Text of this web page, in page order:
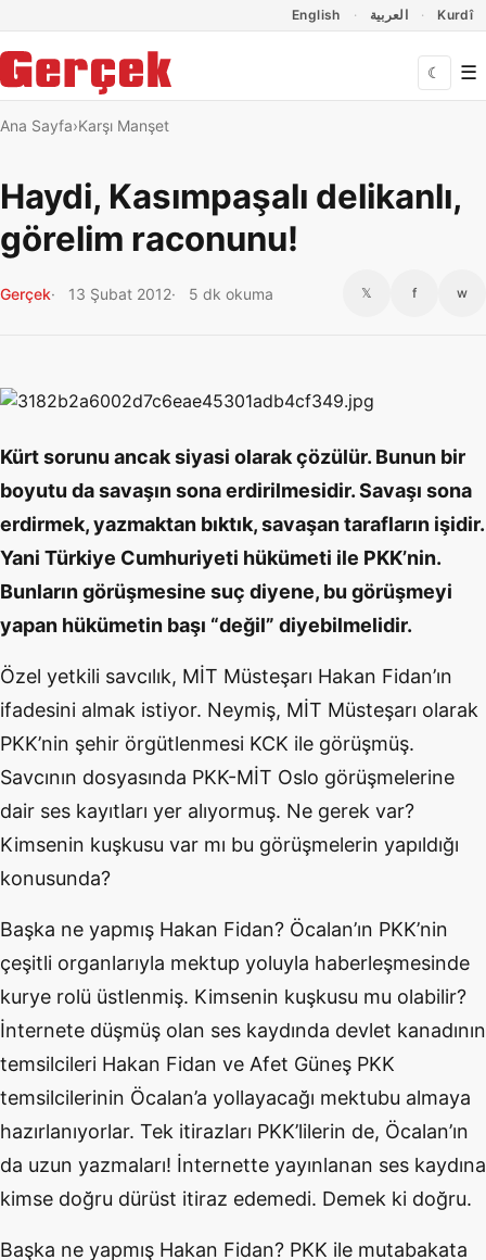
English العربية Kurdî
☾ ☰
Ana Sayfa Karşı Manşet
Haydi, Kasımpaşalı delikanlı,
görelim raconunu!
Gerçek 13 Şubat 2012 5 dk okuma 𝕏 f w
Kürt sorunu ancak siyasi olarak çözülür. Bunun bir
boyutu da savaşın sona erdirilmesidir. Savaşı sona
erdirmek, yazmaktan bıktık, savaşan tarafların işidir.
Yani Türkiye Cumhuriyeti hükümeti ile PKK’nin.
Bunların görüşmesine suç diyene, bu görüşmeyi
yapan hükümetin başı “değil” diyebilmelidir.
Özel yetkili savcılık, MİT Müsteşarı Hakan Fidan’ın
ifadesini almak istiyor. Neymiş, MİT Müsteşarı olarak
PKK’nin şehir örgütlenmesi KCK ile görüşmüş.
Savcının dosyasında PKK-MİT Oslo görüşmelerine
dair ses kayıtları yer alıyormuş. Ne gerek var?
Kimsenin kuşkusu var mı bu görüşmelerin yapıldığı
konusunda?
Başka ne yapmış Hakan Fidan? Öcalan’ın PKK’nin
çeşitli organlarıyla mektup yoluyla haberleşmesinde
kurye rolü üstlenmiş. Kimsenin kuşkusu mu olabilir?
İnternete düşmüş olan ses kaydında devlet kanadının
temsilcileri Hakan Fidan ve Afet Güneş PKK
temsilcilerinin Öcalan’a yollayacağı mektubu almaya
hazırlanıyorlar. Tek itirazları PKK’lilerin de, Öcalan’ın
da uzun yazmaları! İnternette yayınlanan ses kaydına
kimse doğru dürüst itiraz edemedi. Demek ki doğru.
Başka ne yapmış Hakan Fidan? PKK ile mutabakata